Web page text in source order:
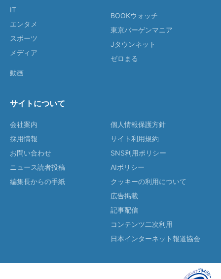
IT
エンタメ
スポーツ
メディア
動画
BOOKウォッチ
東京バーゲンマニア
Jタウンネット
ゼロまる
サイトについて
会社案内
採用情報
お問い合わせ
ニュース読者投稿
編集長からの手紙
個人情報保護方針
サイト利用規約
SNS利用ポリシー
AIポリシー
クッキーの利用について
広告掲載
記事配信
コンテンツ二次利用
日本インターネット報道協会